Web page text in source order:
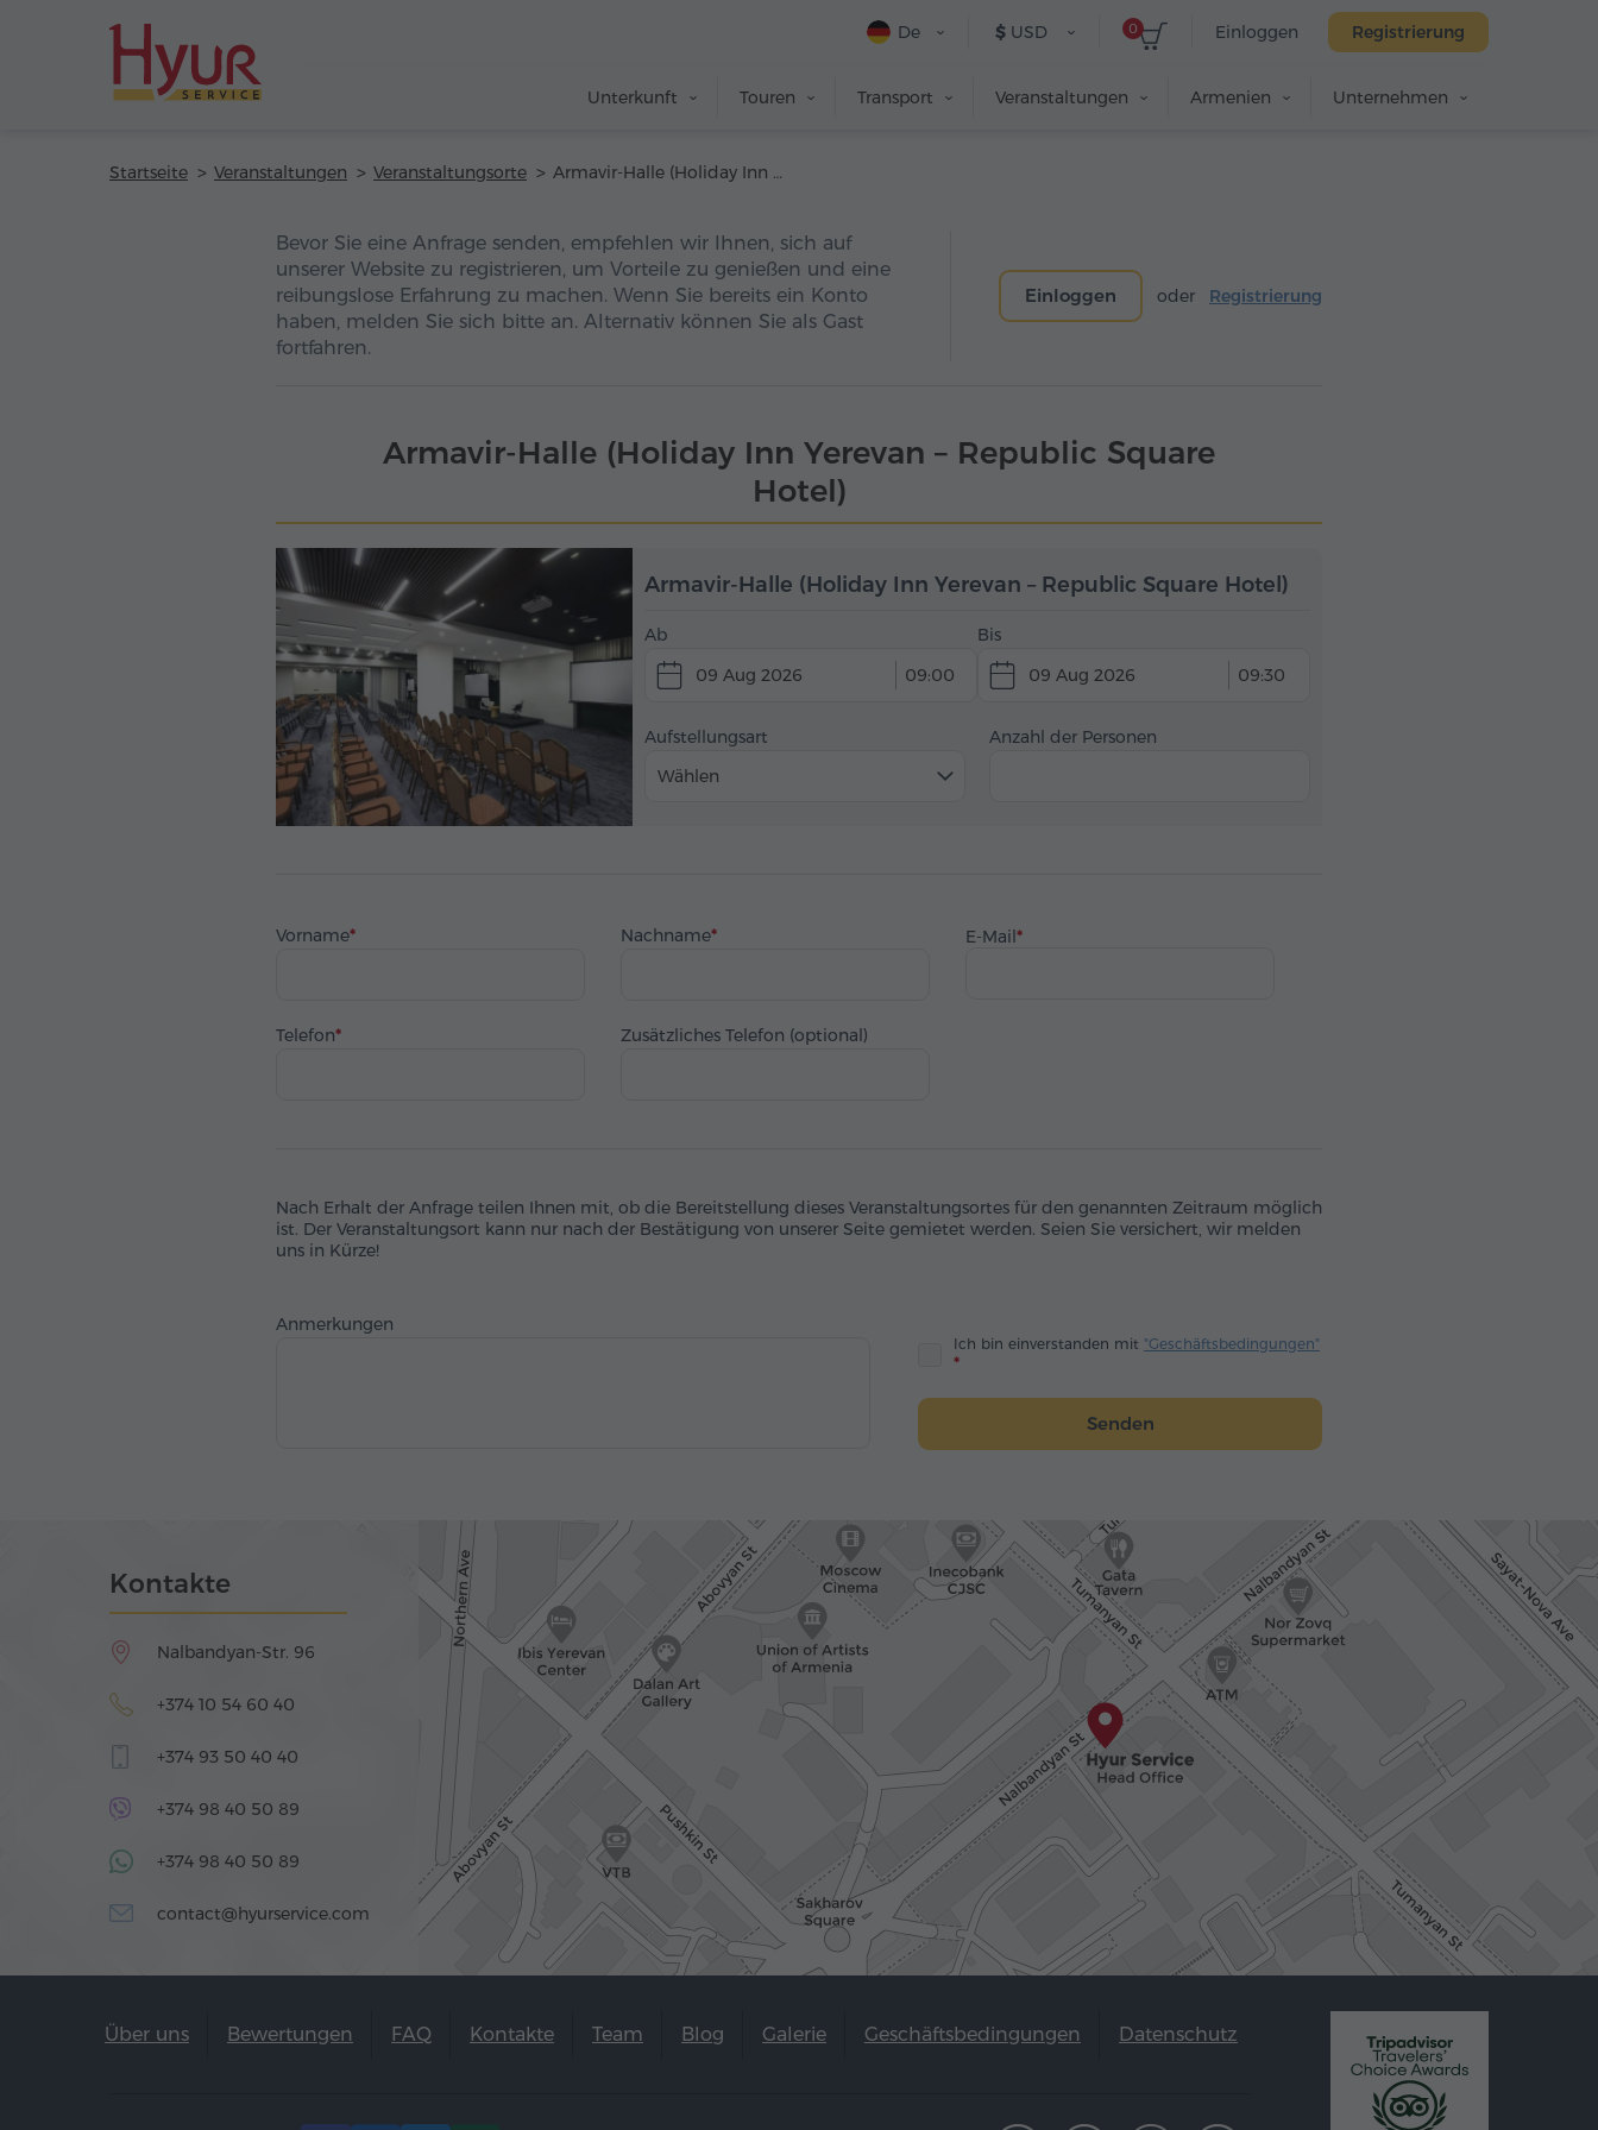
Einloggen Registrierung
0
$ USD
De
Unterkunft Touren Transport Veranstaltungen Armenien Unternehmen
Startseite Veranstaltungen Veranstaltungsorte Armavir-Halle (Holiday Inn Yerevan – Republic Square Hotel)
Bevor Sie eine Anfrage senden, empfehlen wir Ihnen, sich auf
unserer Website zu registrieren, um Vorteile zu genießen und eine
reibungslose Erfahrung zu machen. Wenn Sie bereits ein Konto
haben, melden Sie sich bitte an. Alternativ können Sie als Gast
fortfahren.
Einloggen oder Registrierung
Armavir-Halle (Holiday Inn Yerevan – Republic Square
Hotel)
Armavir-Halle (Holiday Inn Yerevan – Republic Square Hotel)
Ab
09 Aug 2026
09:00
Bis
09 Aug 2026
09:30
Aufstellungsart
Wählen
Anzahl der Personen
Vorname Nachname E-Mail
Telefon Zusätzliches Telefon (optional)
Nach Erhalt der Anfrage teilen Ihnen mit, ob die Bereitstellung dieses Veranstaltungsortes für den genannten Zeitraum möglich
ist. Der Veranstaltungsort kann nur nach der Bestätigung von unserer Seite gemietet werden. Seien Sie versichert, wir melden
uns in Kürze!
Anmerkungen
Ich bin einverstanden mit "Geschäftsbedingungen"
Senden
Kontakte
Nalbandyan-Str. 96
+374 10 54 60 40
+374 93 50 40 40
+374 98 40 50 89
+374 98 40 50 89
contact@hyurservice.com
Über uns Bewertungen FAQ Kontakte Team Blog Galerie Geschäftsbedingungen Datenschutz